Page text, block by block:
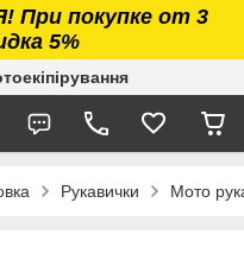
При покупке от 3
5%
Рукавички Мото